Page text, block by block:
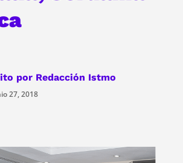
por Redacción Istmo
27, 2018